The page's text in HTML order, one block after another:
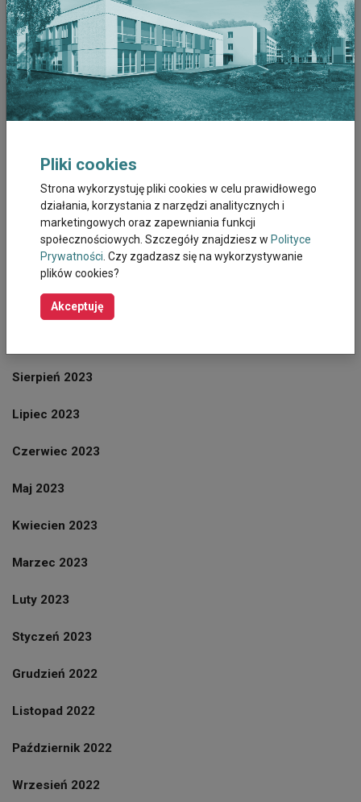
Marzec 2026
Luty 2026
Styczeń 2026
Grudzień 2025
Listopad 2025
Październik 2025
Wrzesień 2025
Sierpień 2025
Październik 2023
Sierpień 2023
Lipiec 2023
Czerwiec 2023
Maj 2023
Kwiecien 2023
Marzec 2023
Luty 2023
Styczeń 2023
Grudzień 2022
Listopad 2022
Październik 2022
Wrzesień 2022
Pliki cookies
Strona wykorzystuję pliki cookies w celu prawidłowego
działania, korzystania z narzędzi analitycznych i
marketingowych oraz zapewniania funkcji
społecznościowych. Szczegóły znajdziesz w Polityce
Prywatności . Czy zgadzasz się na wykorzystywanie
plików cookies?
Akceptuję